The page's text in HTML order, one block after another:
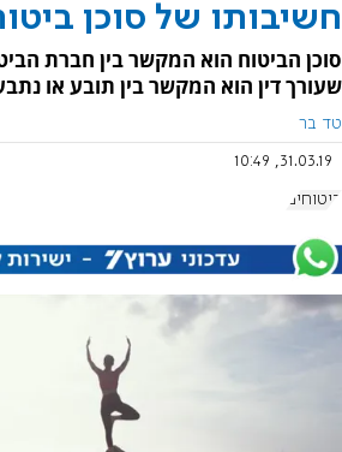
חשיבותו של סוכן
סוכן הביטוח הוא המקשר בין חברת
שעורך דין הוא המקשר בין תובע או
טד בר
31.03.19, 10:49
ביטוחים